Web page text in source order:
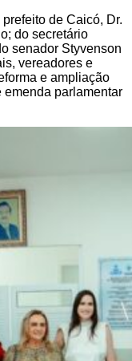
de Caicó, Dr.
do secretário
senador Styvenson
vereadores e
e ampliação
parlamentar